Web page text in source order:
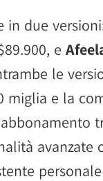
in due
e
le
miglia e la
avanzate